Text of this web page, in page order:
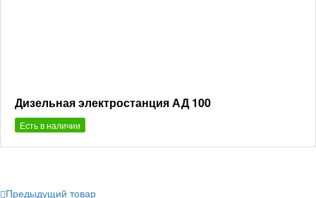
Дизельная электростанция АД 100
Есть в наличии
Предыдущий товар